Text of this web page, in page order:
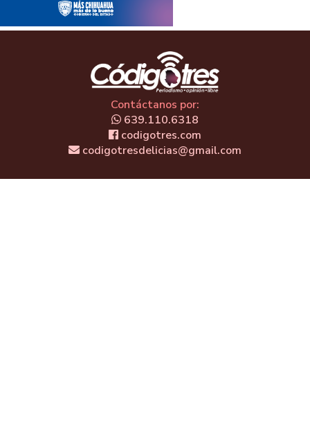
Contáctanos por:
639.110.6318
codigotres.com
codigotresdelicias@gmail.com